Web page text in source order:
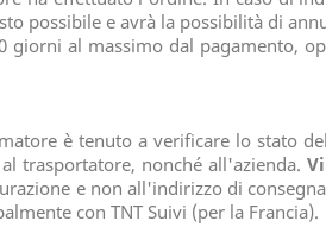
possibile e avrà la possibilità di
giorni al massimo dal pagamento,
è tenuto a verificare lo stato
trasportatore, nonché all'azienda.
e non all'indirizzo di
con TNT Suivi (per la Francia).